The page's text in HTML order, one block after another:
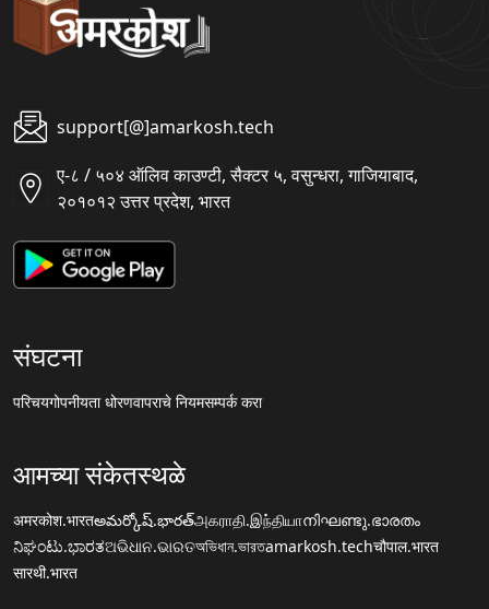
support[@]amarkosh.tech
ए-८ / ५०४ ऑलिव काउण्टी, सैक्टर ५, वसुन्धरा, गाजियाबाद,
२०१०१२ उत्तर प्रदेश, भारत
संघटना
परिचयगोपनीयता धोरणवापराचे नियमसम्पर्क करा
आमच्या संकेतस्थळे
अमरकोश.भारतఅమర్కోష్.భారత్அகராதி.இந்தியாനിഘണ്ടു.ഭാരതം
ನಿಘಂಟು.ಭಾರತଅଭିଧାନ.ଭାରତঅভিধান.ভারতamarkosh.techचौपाल.भारत
सारथी.भारत